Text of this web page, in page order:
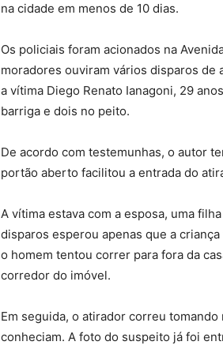
na cidade em menos de 10 dias.
Os policiais foram acionados na
moradores ouviram vários disparos de
a vítima Diego Renato Ianagoni, 29
barriga e dois no peito.
De acordo com testemunhas, o autor
portão aberto facilitou a entrada do
A vítima estava com a esposa, uma
disparos esperou apenas que a
o homem tentou correr para fora da
corredor do imóvel.
Em seguida, o atirador correu
conheciam. A foto do suspeito já foi